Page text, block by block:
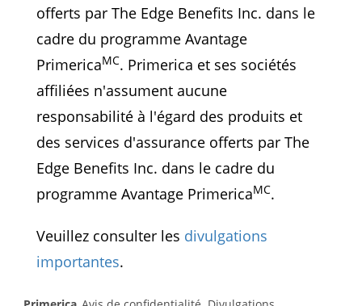
offerts par The Edge Benefits Inc. dans le
cadre du programme Avantage
PrimericaMC. Primerica et ses sociétés
affiliées n'assument aucune
responsabilité à l'égard des produits et
des services d'assurance offerts par The
Edge Benefits Inc. dans le cadre du
programme Avantage PrimericaMC.
Veuillez consulter les divulgations
importantes.